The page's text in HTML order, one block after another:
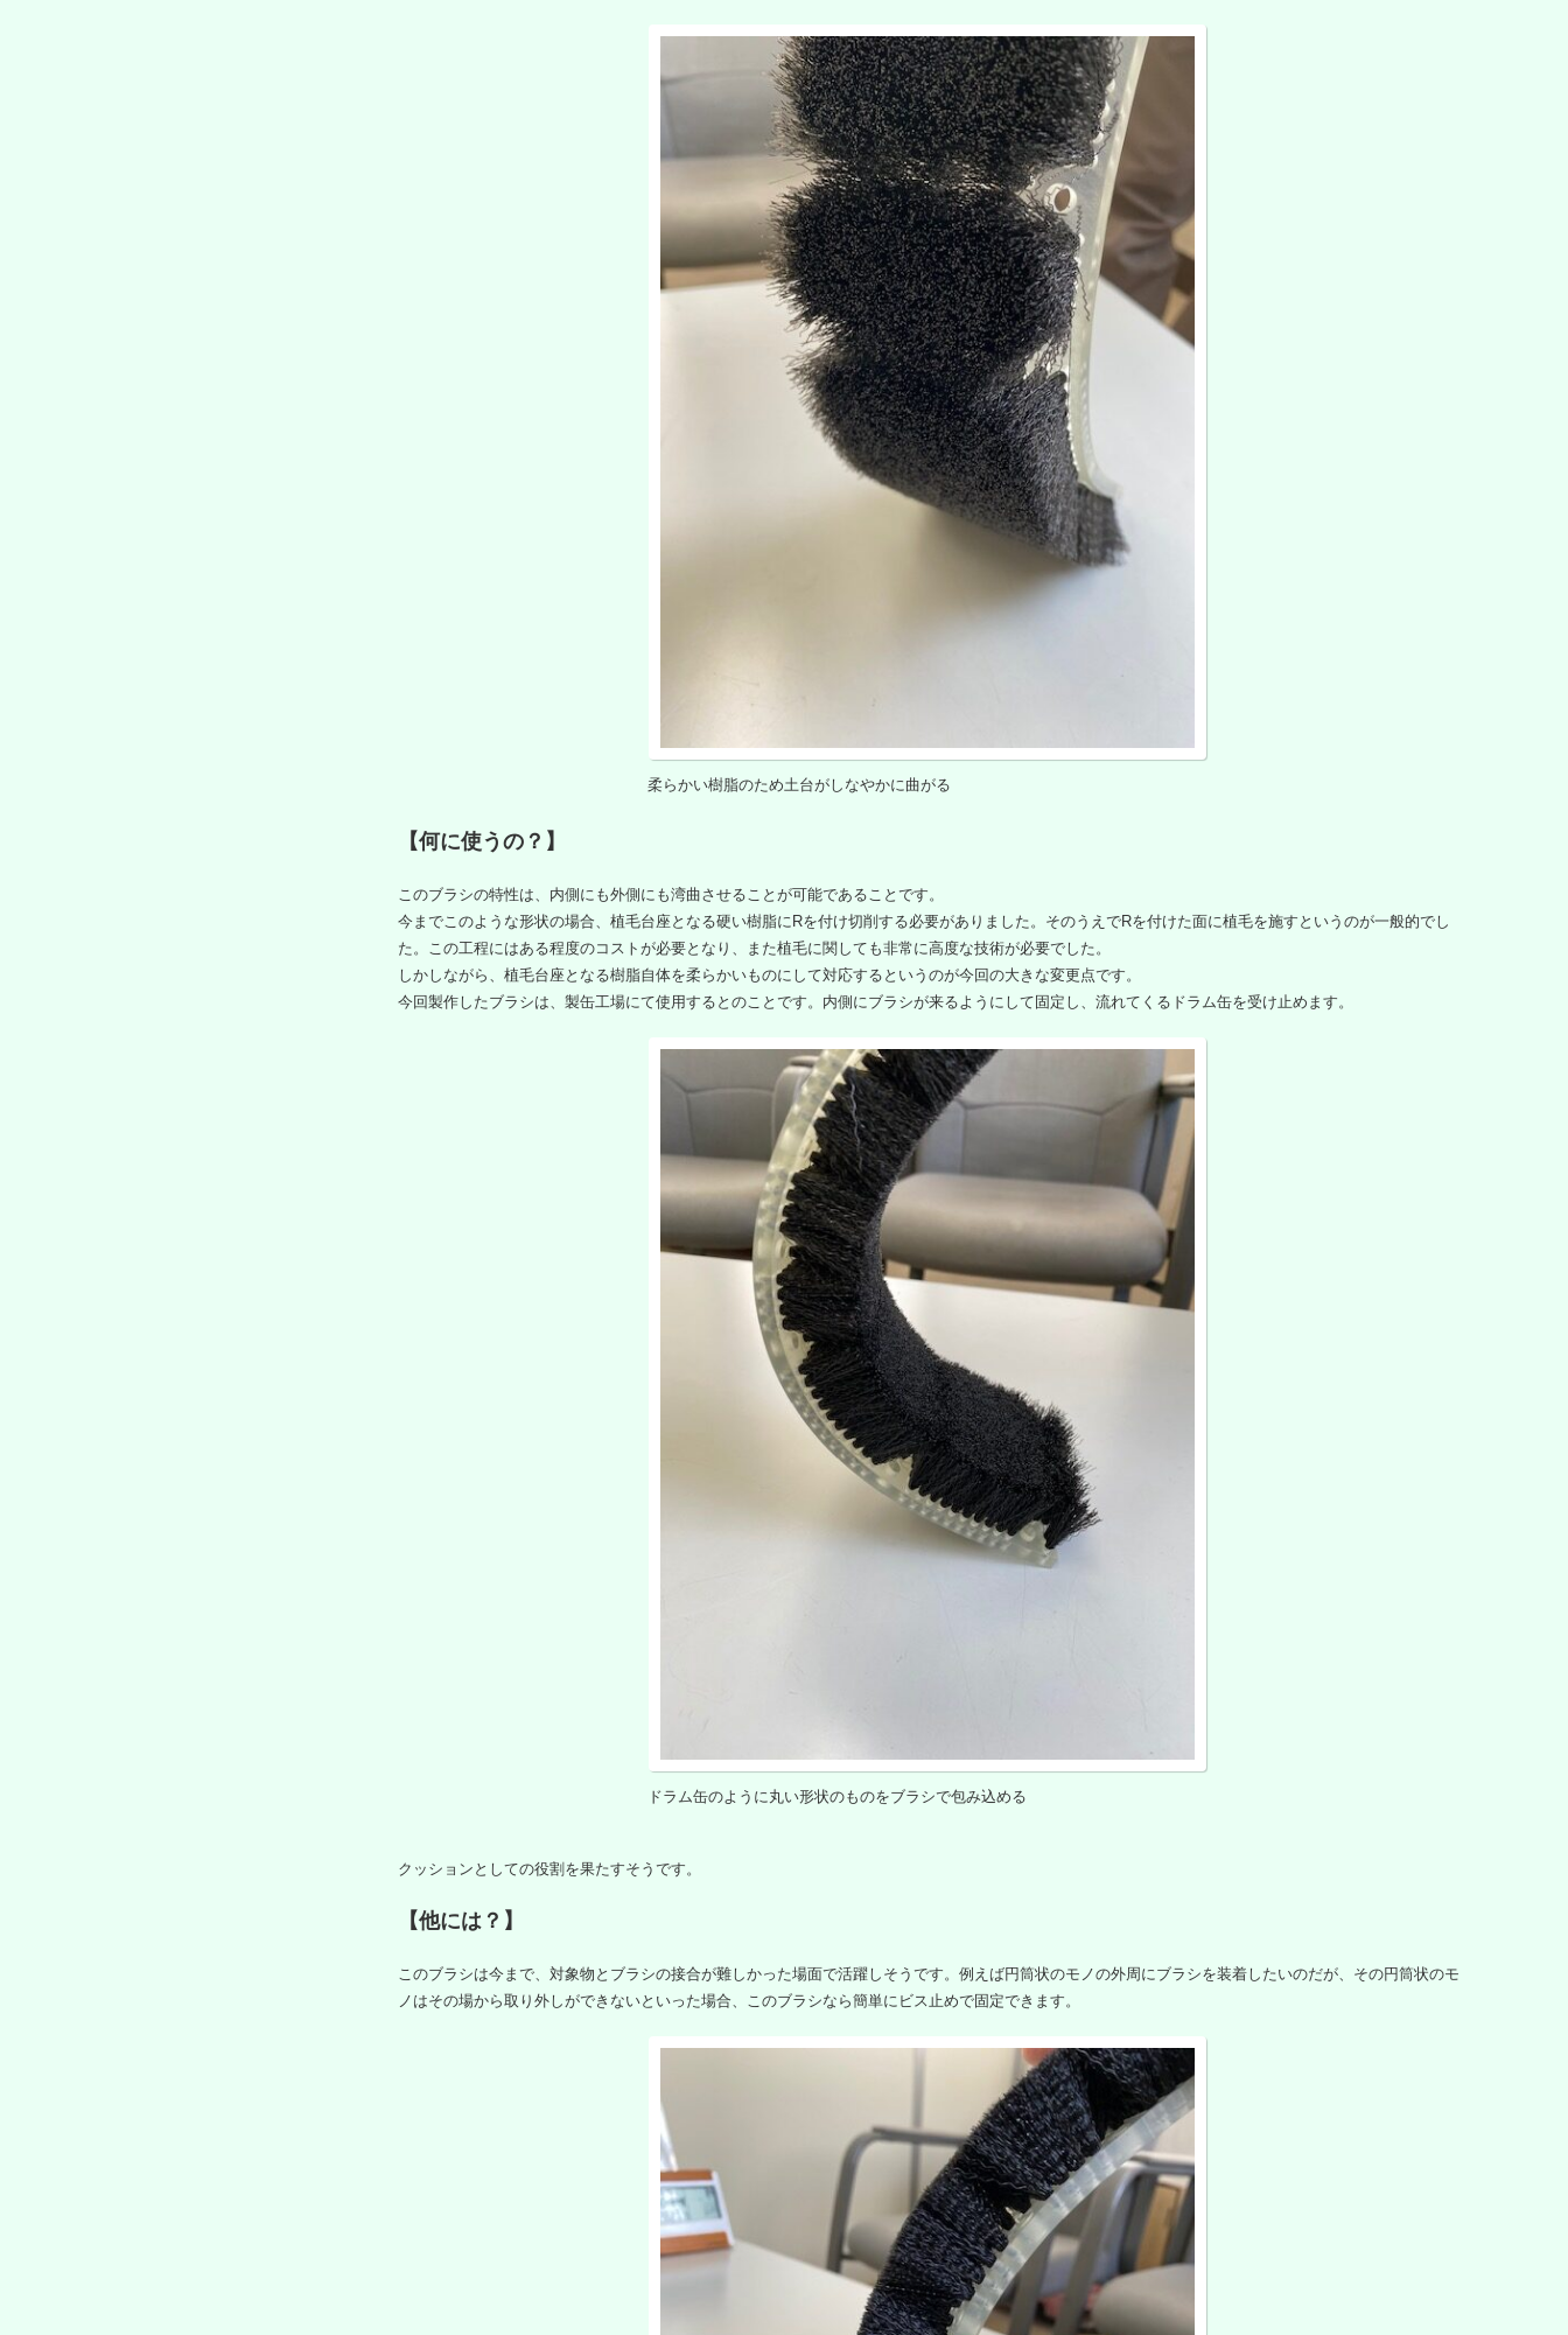
柔らかい樹脂のため土台がしなやかに曲がる
【何に使うの？】
このブラシの特性は、内側にも外側にも湾曲させることが可能であることです。
今までこのような形状の場合、植毛台座となる硬い樹脂にRを付け切削する必要がありました。そのうえでRを付けた面に植毛を施すというのが一般的でし
た。この工程にはある程度のコストが必要となり、また植毛に関しても非常に高度な技術が必要でした。
しかしながら、植毛台座となる樹脂自体を柔らかいものにして対応するというのが今回の大きな変更点です。
今回製作したブラシは、製缶工場にて使用するとのことです。内側にブラシが来るようにして固定し、流れてくるドラム缶を受け止めます。
ドラム缶のように丸い形状のものをブラシで包み込める
クッションとしての役割を果たすそうです。
【他には？】
このブラシは今まで、対象物とブラシの接合が難しかった場面で活躍しそうです。例えば円筒状のモノの外周にブラシを装着したいのだが、その円筒状のモ
ノはその場から取り外しができないといった場合、このブラシなら簡単にビス止めで固定できます。